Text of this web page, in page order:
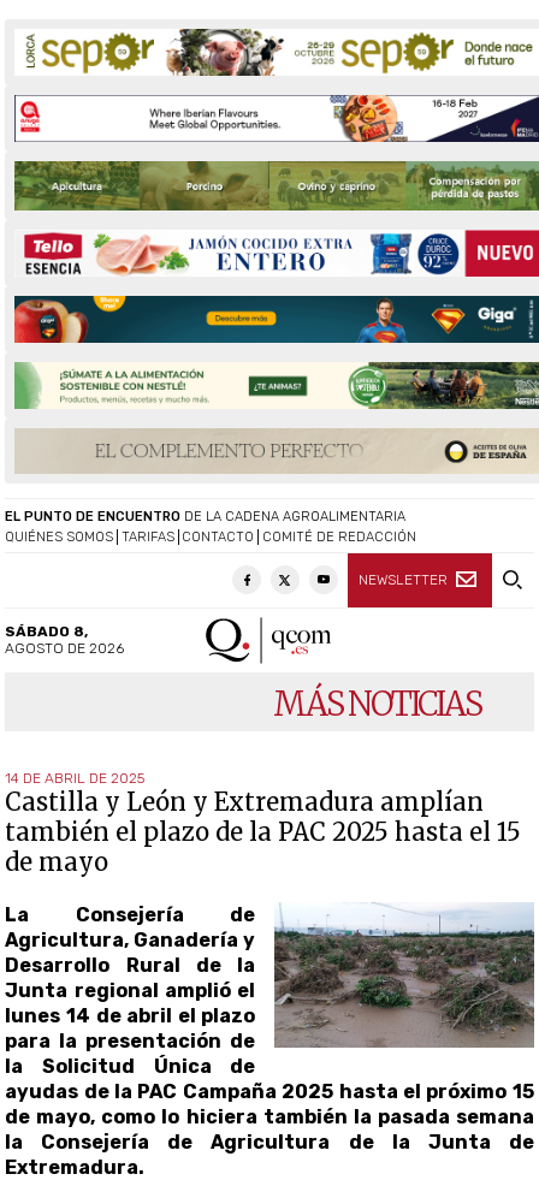
QUIÉNES SOMOS TARIFAS CONTACTO COMITÉ DE REDACCIÓN
NEWSLETTER
EL PUNTO DE ENCUENTRO DE LA CADENA AGROALIMENTARIA
SÁBADO 8,
AGOSTO DE 2026
MÁS NOTICIAS
14 DE ABRIL DE 2025
Castilla y León y Extremadura amplían
también el plazo de la PAC 2025 hasta el 15
de mayo
La Consejería de
Agricultura, Ganadería y
Desarrollo Rural de la
Junta regional amplió el
lunes 14 de abril el plazo
para la presentación de
la Solicitud Única de
ayudas de la PAC Campaña 2025 hasta el próximo 15
de mayo, como lo hiciera también la pasada semana
la Consejería de Agricultura de la Junta de
Extremadura.